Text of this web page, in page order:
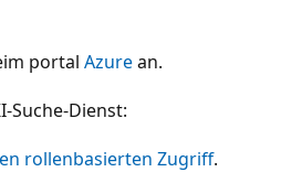
portal Azurean.
Suche-Dienst:
rollenbasierten Zugriff.